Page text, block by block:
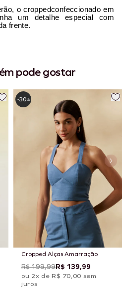
o croppedconfeccionado em
um detalhe especial com
frente.
pode gostar
Cropped Alças Amarração
R$ 199,99R$ 139,99
ou 2x de R$ 70,00 sem
juros
-30%